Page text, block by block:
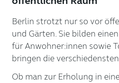
Berlin strotzt nur so vor
und Gärten. Sie bilden
für Anwohner:innen sowie
bringen die
Ob man zur Erholung in